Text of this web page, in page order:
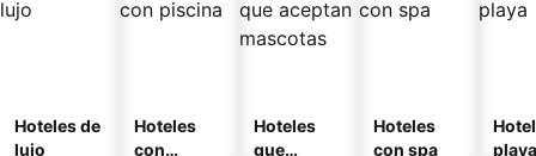
Hoteles de
lujo
Hoteles
con
Hoteles
que
Hoteles
con spa
playa